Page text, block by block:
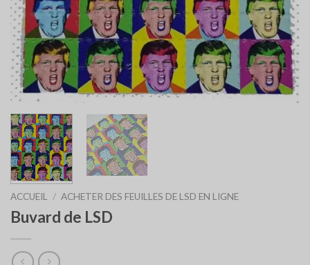
ACCUEIL / ACHETER DES FEUILLES DE LSD EN LIGNE
Buvard de LSD